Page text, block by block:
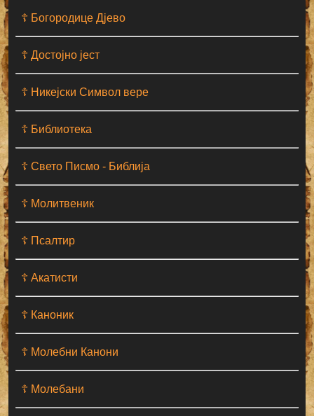
☦ Богородице Дјево
☦ Достојно јест
☦ Никејски Символ вере
☦ Библиотека
☦ Свето Писмо - Библија
☦ Молитвеник
☦ Псалтир
☦ Акатисти
☦ Каноник
☦ Молебни Канони
☦ Молебани